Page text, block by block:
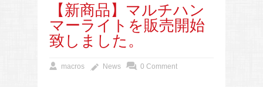
【新商品】マルチハン
マーライトを販売開始
致しました。
macros News 0 Comment